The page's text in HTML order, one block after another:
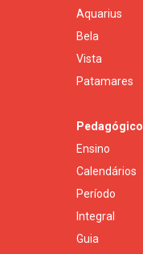
Aquarius
Bela
Vista
Patamares
Pedagógico
Ensino
Calendários
Período
Integral
Guia